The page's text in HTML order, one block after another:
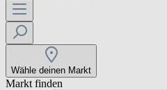
Wähle deinen Markt
Markt finden